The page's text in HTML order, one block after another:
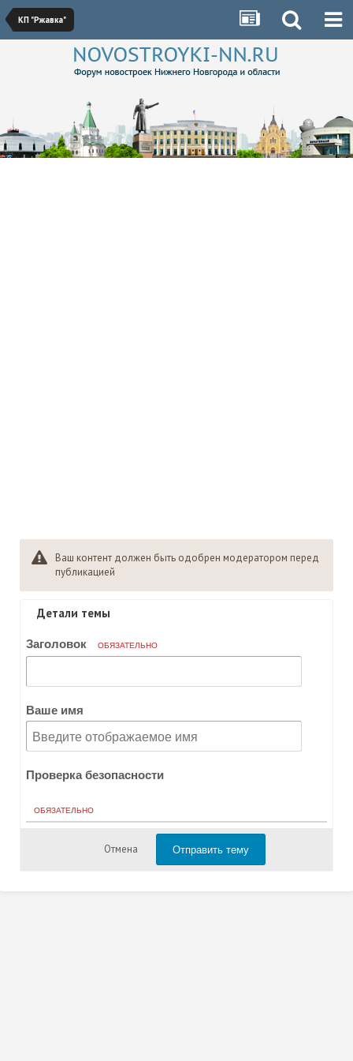
КП "Ржавка"
Ваш контент должен быть одобрен модератором перед
публикацией
Детали темы
Заголовок ОБЯЗАТЕЛЬНО
Ваше имя
Проверка безопасности
ОБЯЗАТЕЛЬНО
Отмена Отправить тему